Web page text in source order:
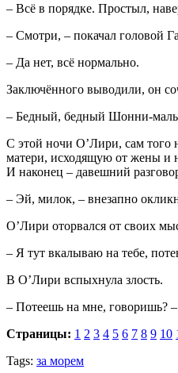
– Всё в порядке. Простыл,
– Смотри, – покачал головой
– Да нет, всё нормально.
Заключённого выводили, он
– Бедный, бедный Шонни-
С этой ночи О’Лири, сам того
матери, исходящую от жены и
И наконец – давешний
– Эй, милок, – внезапно
О’Лири оторвался от своих
– Я тут вкалываю на тебе,
В О’Лири вспыхнула злость.
– Потеешь на мне, говоришь?
Страницы: 1 2 3 4 5 6 7 8 9 10
Tags: за морем